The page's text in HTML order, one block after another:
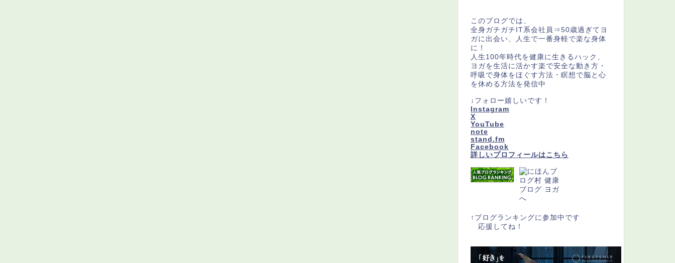
このブログでは、
全身ガチガチIT系会社員⇒50歳過ぎてヨ
ガに出会い、人生で一番身軽で楽な身体
に！
人生100年時代を健康に生きるハック、
ヨガを生活に活かす楽で安全な動き方・
呼吸で身体をほぐす方法・瞑想で脳と心
を休める方法を発信中
↓フォロー嬉しいです！
Instagram
X
YouTube
note
stand.fm
Facebook
詳しいプロフィールはこちら
↑ブログランキングに参加中です
応援してね！